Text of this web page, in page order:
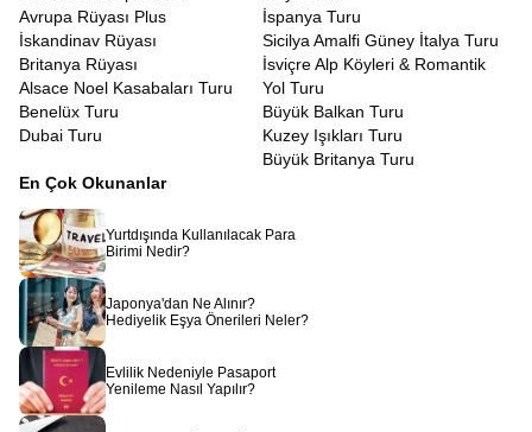
Avrupa Rüyası Plus
İskandinav Rüyası
Britanya Rüyası
Alsace Noel Kasabaları Turu
Benelüx Turu
Dubai Turu
İspanya Turu
Sicilya Amalfi Güney İtalya Turu
İsviçre Alp Köyleri & Romantik
Yol Turu
Büyük Balkan Turu
Kuzey Işıkları Turu
Büyük Britanya Turu
En Çok Okunanlar
Yurtdışında Kullanılacak Para
Birimi Nedir?
Japonya'dan Ne Alınır?
Hediyelik Eşya Önerileri Neler?
Evlilik Nedeniyle Pasaport
Yenileme Nasıl Yapılır?